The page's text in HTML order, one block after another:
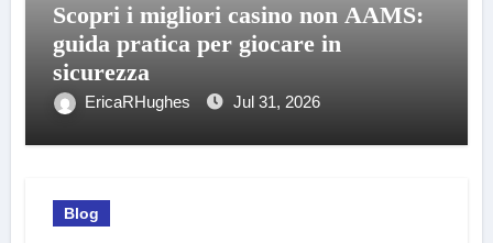
Scopri i migliori casino non AAMS:
guida pratica per giocare in
sicurezza
EricaRHughes Jul 31, 2026
Blog